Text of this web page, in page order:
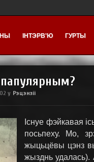
ІНТЭРВ'Ю ГУРТЫ
у Рэцэнзіі
Існуе фэйкавая
посьпеху. Мо,
жыцьцёвы цэнз
жызднь